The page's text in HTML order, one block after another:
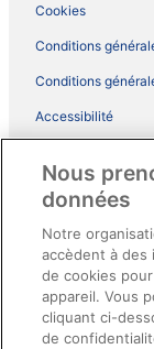
Cookies
Conditions
Conditions
Accessibilité
Conditions
Directives de
Aide
Nous
données
Notre
accèdent à
de cookies
appareil. Vous
cliquant ci-
de